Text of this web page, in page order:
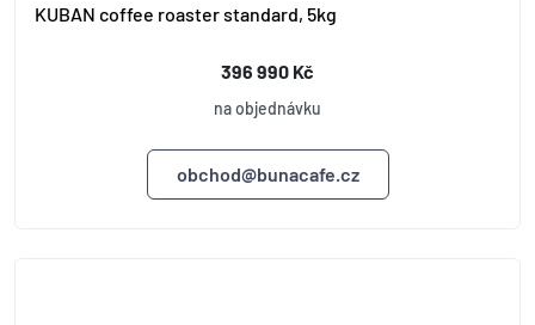
KUBAN coffee roaster standard, 5kg
396 990 Kč
na objednávku
obchod@bunacafe.cz